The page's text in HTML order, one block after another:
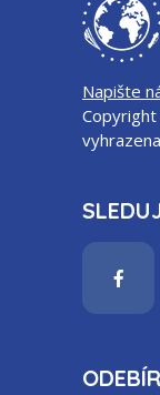
Napište
Copyright
vyhrazena